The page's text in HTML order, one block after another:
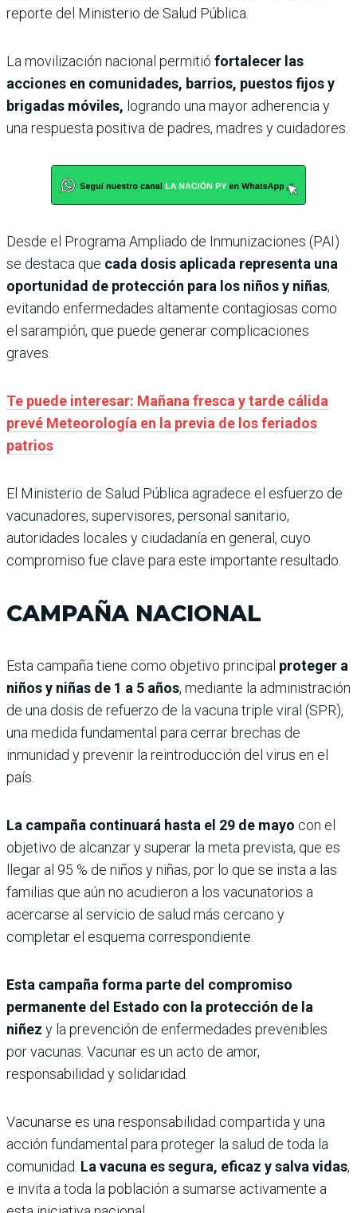
reporte del Ministerio de Salud Pública.
La movilización nacional permitió fortalecer las
acciones en comunidades, barrios, puestos fijos y
brigadas móviles, logrando una mayor adherencia y
una respuesta positiva de padres, madres y cuidadores.
Desde el Programa Ampliado de Inmunizaciones (PAI)
se destaca que cada dosis aplicada representa una
oportunidad de protección para los niños y niñas,
evitando enfermedades altamente contagiosas como
el sarampión, que puede generar complicaciones
graves.
Te puede interesar: Mañana fresca y tarde cálida
prevé Meteorología en la previa de los feriados
patrios
El Ministerio de Salud Pública agradece el esfuerzo de
vacunadores, supervisores, personal sanitario,
autoridades locales y ciudadanía en general, cuyo
compromiso fue clave para este importante resultado.
CAMPAÑA NACIONAL
Esta campaña tiene como objetivo principal proteger a
niños y niñas de 1 a 5 años, mediante la administración
de una dosis de refuerzo de la vacuna triple viral (SPR),
una medida fundamental para cerrar brechas de
inmunidad y prevenir la reintroducción del virus en el
país.
La campaña continuará hasta el 29 de mayo con el
objetivo de alcanzar y superar la meta prevista, que es
llegar al 95 % de niños y niñas, por lo que se insta a las
familias que aún no acudieron a los vacunatorios a
acercarse al servicio de salud más cercano y
completar el esquema correspondiente.
Esta campaña forma parte del compromiso
permanente del Estado con la protección de la
niñez y la prevención de enfermedades prevenibles
por vacunas. Vacunar es un acto de amor,
responsabilidad y solidaridad.
Vacunarse es una responsabilidad compartida y una
acción fundamental para proteger la salud de toda la
comunidad. La vacuna es segura, eficaz y salva vidas,
e invita a toda la población a sumarse activamente a